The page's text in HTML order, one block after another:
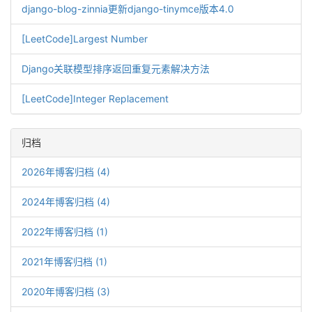
django-blog-zinnia更新django-tinymce版本4.0
[LeetCode]Largest Number
Django关联模型排序返回重复元素解决方法
[LeetCode]Integer Replacement
归档
2026年博客归档 (4)
2024年博客归档 (4)
2022年博客归档 (1)
2021年博客归档 (1)
2020年博客归档 (3)